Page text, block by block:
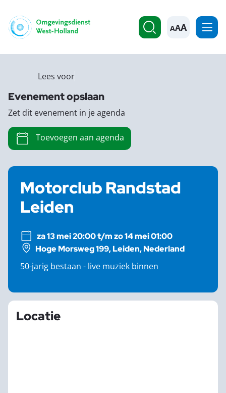
A
Motorclub Randstad
Leiden
za 13 mei 20:00 t/m zo 14 mei 01:00
Hoge Morsweg 199, Leiden, Nederland
50-jarig bestaan - live muziek binnen
Locatie
Lees voor
Evenement opslaan
Zet dit evenement in je agenda
Toevoegen aan agenda